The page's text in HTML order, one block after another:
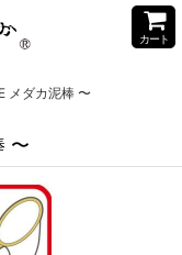
カート
メダカ泥棒 〜
〜